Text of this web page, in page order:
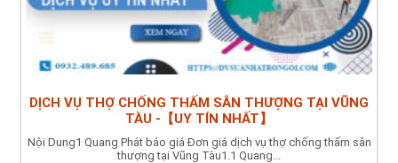
DỊCH VỤ THỢ CHỐNG THẤM SÂN THƯỢNG TẠI VŨNG
TÀU -【UY TÍN NHẤT】
Nội Dung1 Quang Phát báo giá Đơn giá dịch vụ thợ chống thấm sân
thượng tại Vũng Tàu1.1 Quang...